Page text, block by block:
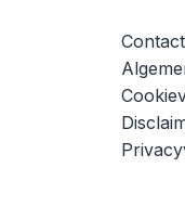
Contact